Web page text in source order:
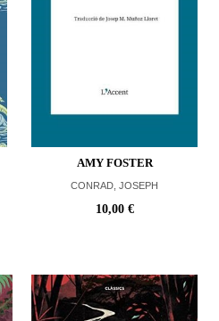
AMY FOSTER
CONRAD, JOSEPH
10,00 €